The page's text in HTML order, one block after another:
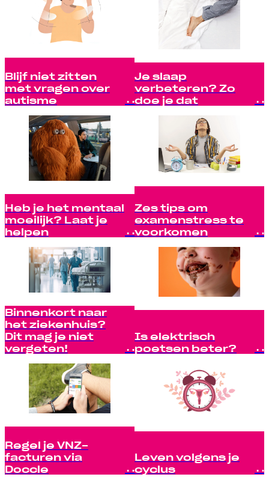
Blijf niet zitten
met vragen over
autisme
Je slaap
verbeteren? Zo
doe je dat
Heb je het mentaal
moeilijk? Laat je
helpen
Zes tips om
examenstress te
voorkomen
Binnenkort naar
het ziekenhuis?
Dit mag je niet
vergeten!
Is elektrisch
poetsen beter?
Regel je VNZ-
facturen via
Doccle
Leven volgens je
cyclus